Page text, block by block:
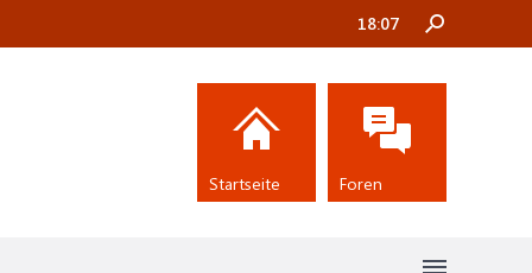
18:07
Startseite Foren